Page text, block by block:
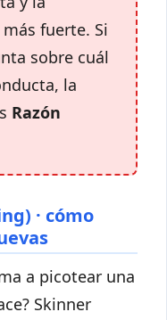
fuerte. Si
sobre cuál
la
Razón
· cómo
a picotear una
Skinner